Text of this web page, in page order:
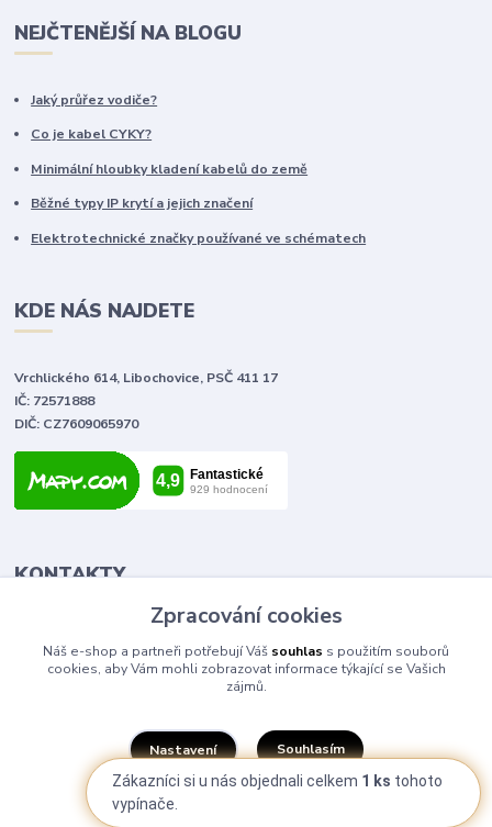
NEJČTENĚJŠÍ NA BLOGU
Jaký průřez vodiče?
Co je kabel CYKY?
Minimální hloubky kladení kabelů do země
Běžné typy IP krytí a jejich značení
Elektrotechnické značky používané ve schématech
KDE NÁS NAJDETE
Vrchlického 614, Libochovice, PSČ 411 17
IČ: 72571888
DIČ: CZ7609065970
KONTAKTY
Tomáš Vlček
+420 702 090 443
volejte od 9,00 - 20,00 hod
info@elektromaterial.cz
Zpracování cookies
Náš e-shop a partneři potřebují Váš souhlas s použitím souborů
cookies, aby Vám mohli zobrazovat informace týkající se Vašich
zájmů.
Nastavení Souhlasím
Souhlas můžete odmítnout
Zákazníci si u nás objednali celkem 1 ks tohoto
vypínače.